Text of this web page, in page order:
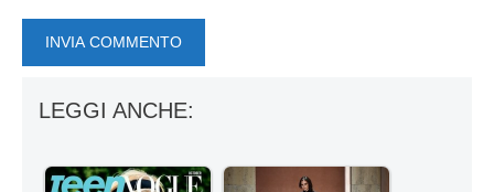
LEGGI ANCHE: